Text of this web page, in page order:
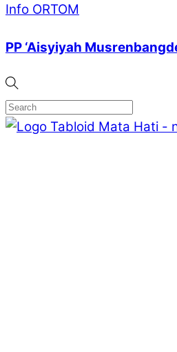
Info ORTOM
PP ‘Aisyiyah